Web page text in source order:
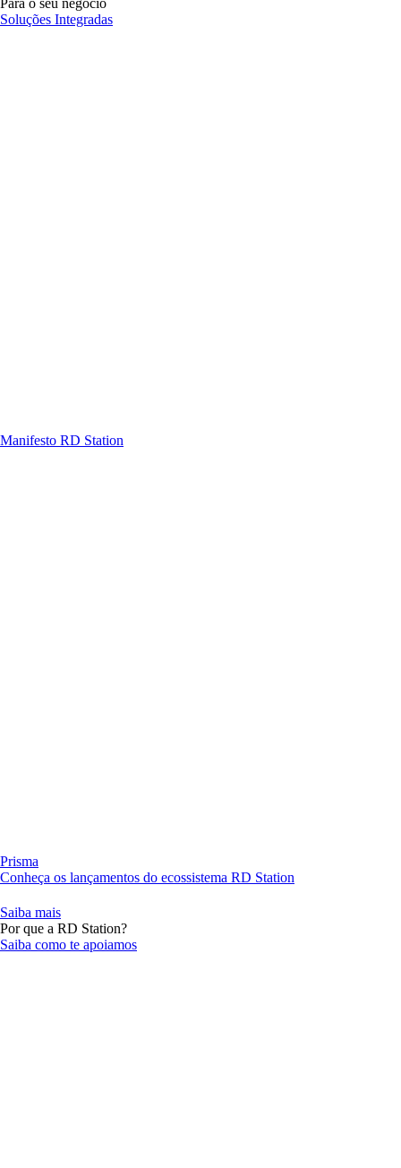
Para o seu negócio
Soluções Integradas
Manifesto RD Station
Prisma
Conheça os lançamentos do ecossistema RD Station
Saiba mais
Por que a RD Station?
Saiba como te apoiamos